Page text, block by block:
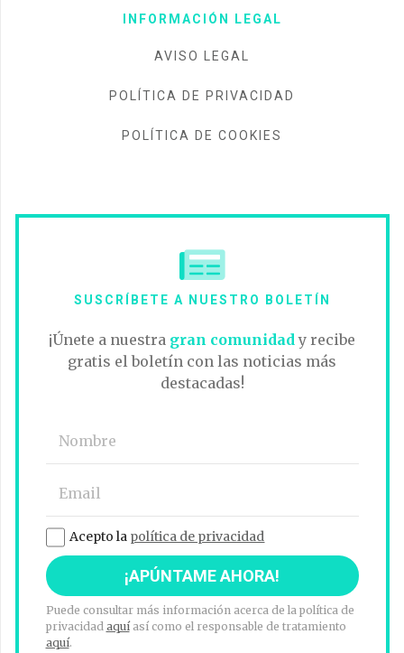
INFORMACIÓN LEGAL
AVISO LEGAL
POLÍTICA DE PRIVACIDAD
POLÍTICA DE COOKIES
SUSCRÍBETE A NUESTRO BOLETÍN
¡Únete a nuestra gran comunidady recibe
gratis el boletín con las noticias más
destacadas!
Acepto la política de privacidad
Puede consultar más información acerca de la política de
privacidad aquíasí como el responsable de tratamiento
aquí.